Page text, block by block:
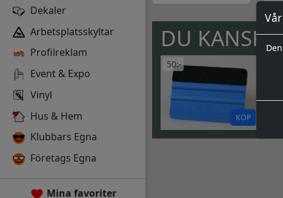
Dekaler
Arbetsplatsskyltar
Profilreklam
Event & Expo
Vinyl
Hus & Hem
Klubbars Egna
Företags Egna
Mina favoriter
DU
50:-
KÖP